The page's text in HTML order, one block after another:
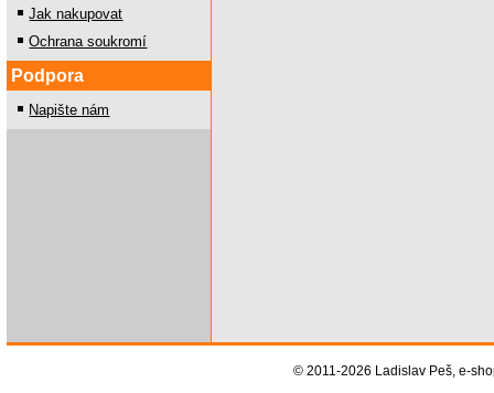
Jak nakupovat
Ochrana soukromí
Podpora
Napište nám
© 2011-2026 Ladislav Peš, e-